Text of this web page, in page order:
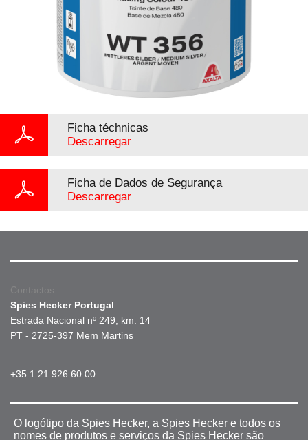
Ficha téchnicas
Descarregar
Ficha de Dados de Segurança
Descarregar
Contactos
Spies Hecker Portugal
Estrada Nacional nº 249, km. 14
PT - 2725-397 Mem Martins
+35 1 21 926 60 00
O logótipo da Spies Hecker, a Spies Hecker e todos os
nomes de produtos e serviços da Spies Hecker são